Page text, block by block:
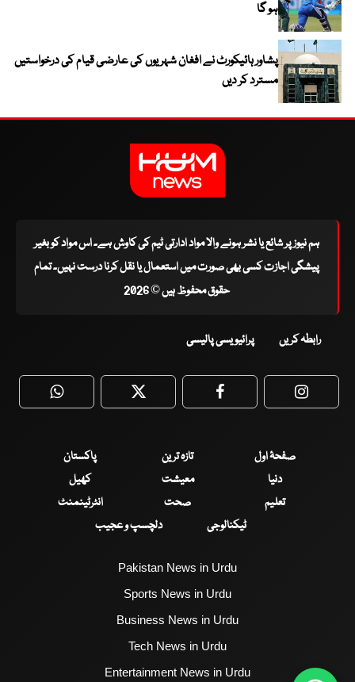
ہو گا
پشاور ہائیکورٹ نے افغان شہریوں کی عارضی قیام کی درخواستیں
مسترد کر دیں
ہم نیوز پر شائع یا نشر ہونے والا مواد ادارتی ٹیم کی کاوش ہے۔ اس مواد کو بغیر
پیشگی اجازت کسی بھی صورت میں استعمال یا نقل کرنا درست نہیں۔ تمام
حقوق محفوظ ہیں © 2026
رابطہ کریں پرائیویسی پالیسی
WhatsApp Twitter Facebook
صفحۂ اول تازہ ترین
پاکستان
دنیا
معیشت
کھیل
تعلیم
صحت
انٹرٹینمنٹ
ٹیکنالوجی
دلچسپ و عجیب
Pakistan News in Urdu
Sports News in Urdu
Business News in Urdu
Tech News in Urdu
Entertainment News in Urdu